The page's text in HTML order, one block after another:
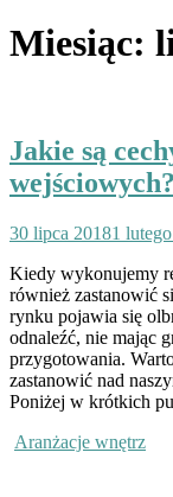
Miesiąc:
Jakie są
wejściowych?
30 lipca 20181
Kiedy wykonujemy
również zastanowić
rynku pojawia się
odnaleźć, nie mając
przygotowania.
zastanowić nad
Poniżej w krótkich
Aranżacje wnętrz